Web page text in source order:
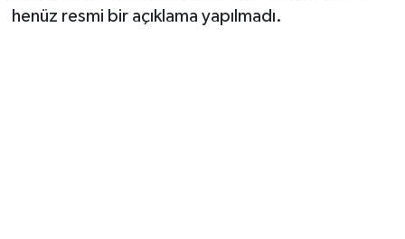
henüz resmi bir açıklama yapılmadı.